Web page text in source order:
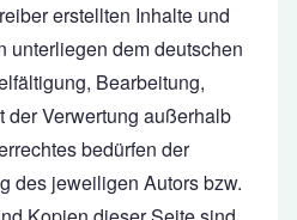
erstellten Inhalte und
unterliegen dem deutschen
Bearbeitung,
der Verwertung außerhalb
bedürfen der
des jeweiligen Autors bzw.